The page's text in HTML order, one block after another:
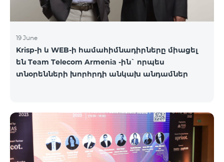
19 June
Krisp-ի և WEB-ի համահիմնադիրները միացել
են Team Telecom Armenia -ին` որպես
տնօրենների խորհրդի անկախ անդամներ